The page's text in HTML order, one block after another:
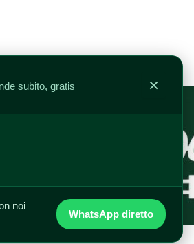
subito, gratis ×
noi
WhatsApp diretto